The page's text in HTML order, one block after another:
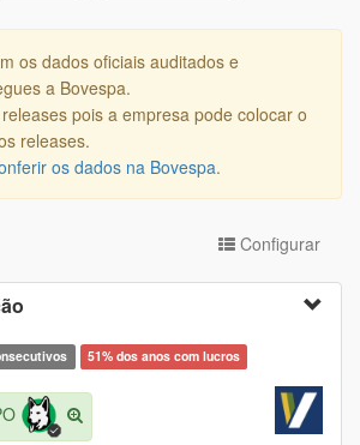
os dados oficiais auditados e
a Bovespa.
pois a empresa pode colocar o
releases.
os dados na Bovespa.
Configurar
51% dos anos com lucros